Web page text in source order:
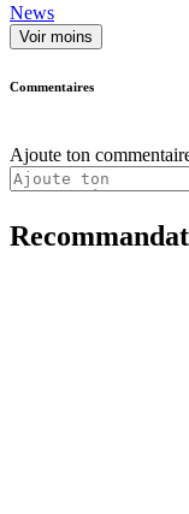
News
Voir moins
Commentaires
Ajoute ton